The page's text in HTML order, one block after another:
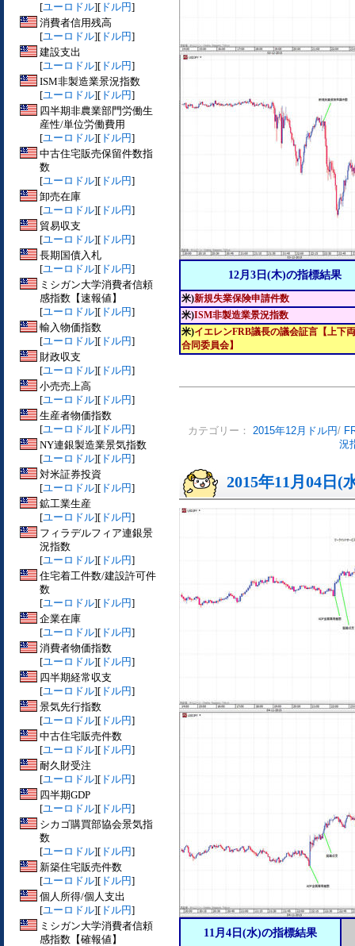
[ユーロドル][ ドル円]
消費者信用残高
[ユーロドル][ ドル円]
建設支出
[ユーロドル][ ドル円]
ISM非製造業景況指数
[ユーロドル][ ドル円]
四半期非農業部門労働生
産性/単位労働費用
[ユーロドル][ ドル円]
中古住宅販売保留件数指
数
[ユーロドル][ ドル円]
卸売在庫
[ユーロドル][ ドル円]
貿易収支
[ユーロドル][ ドル円]
長期国債入札
[ユーロドル][ ドル円]
ミシガン大学消費者信頼
感指数【速報値】
[ユーロドル][ ドル円]
輸入物価指数
[ユーロドル][ ドル円]
財政収支
[ユーロドル][ ドル円]
小売売上高
[ユーロドル][ ドル円]
生産者物価指数
[ユーロドル][ ドル円]
NY連銀製造業景気指数
[ユーロドル][ ドル円]
対米証券投資
[ユーロドル][ ドル円]
鉱工業生産
[ユーロドル][ ドル円]
フィラデルフィア連銀景
況指数
[ユーロドル][ ドル円]
住宅着工件数/建設許可件
数
[ユーロドル][ ドル円]
企業在庫
[ユーロドル][ ドル円]
消費者物価指数
[ユーロドル][ ドル円]
四半期経常収支
[ユーロドル][ ドル円]
景気先行指数
[ユーロドル][ ドル円]
中古住宅販売件数
[ユーロドル][ ドル円]
耐久財受注
[ユーロドル][ ドル円]
四半期GDP
[ユーロドル][ ドル円]
シカゴ購買部協会景気指
数
[ユーロドル][ ドル円]
新築住宅販売件数
[ユーロドル][ ドル円]
個人所得/個人支出
[ユーロドル][ ドル円]
ミシガン大学消費者信頼
感指数【確報値】
12月3日(木)の指標結果
米)新規失業保険申請件数
米)ISM非製造業景況指数
米)イエレンFRB議長の議会証言【上下
合同委員会】
カテゴリー： 2015年12月ドル円/
況
2015年11月04日(
11月4日(水)の指標結果